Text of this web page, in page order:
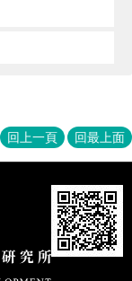
回上一頁 回最上面